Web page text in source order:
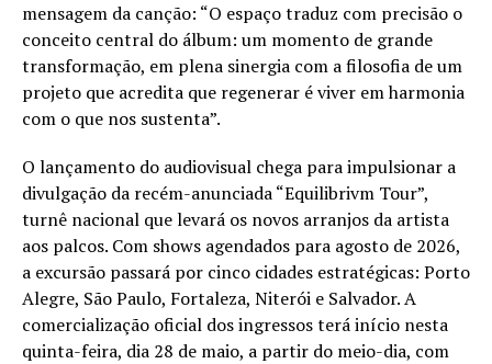
mensagem da canção: “O espaço traduz com precisão o
conceito central do álbum: um momento de grande
transformação, em plena sinergia com a filosofia de um
projeto que acredita que regenerar é viver em harmonia
com o que nos sustenta”.
O lançamento do audiovisual chega para impulsionar a
divulgação da recém-anunciada “Equilibrivm Tour”,
turnê nacional que levará os novos arranjos da artista
aos palcos. Com shows agendados para agosto de 2026,
a excursão passará por cinco cidades estratégicas: Porto
Alegre, São Paulo, Fortaleza, Niterói e Salvador. A
comercialização oficial dos ingressos terá início nesta
quinta-feira, dia 28 de maio, a partir do meio-dia, com